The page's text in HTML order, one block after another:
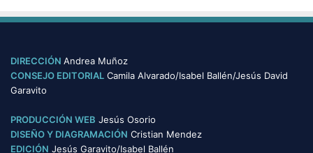
e
o
r
í
s
DIRECCIÓN Andrea Muñoz
CONSEJO EDITORIAL Camila Alvarado/Isabel Ballén/Jesús David
Garavito
PRODUCCIÓN WEB Jesús Osorio
DISEÑO Y DIAGRAMACIÓN Cristian Mendez
EDICIÓN Jesús Garavito/Isabel Ballén